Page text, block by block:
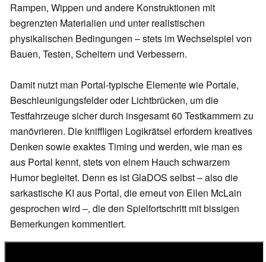
Rampen, Wippen und andere Konstruktionen mit
begrenzten Materialien und unter realistischen
physikalischen Bedingungen – stets im Wechselspiel von
Bauen, Testen, Scheitern und Verbessern.
Damit nutzt man Portal-typische Elemente wie Portale,
Beschleunigungsfelder oder Lichtbrücken, um die
Testfahrzeuge sicher durch insgesamt 60 Testkammern zu
manövrieren. Die kniffligen Logikrätsel erfordern kreatives
Denken sowie exaktes Timing und werden, wie man es
aus Portal kennt, stets von einem Hauch schwarzem
Humor begleitet. Denn es ist GlaDOS selbst – also die
sarkastische KI aus Portal, die erneut von Ellen McLain
gesprochen wird –, die den Spielfortschritt mit bissigen
Bemerkungen kommentiert.